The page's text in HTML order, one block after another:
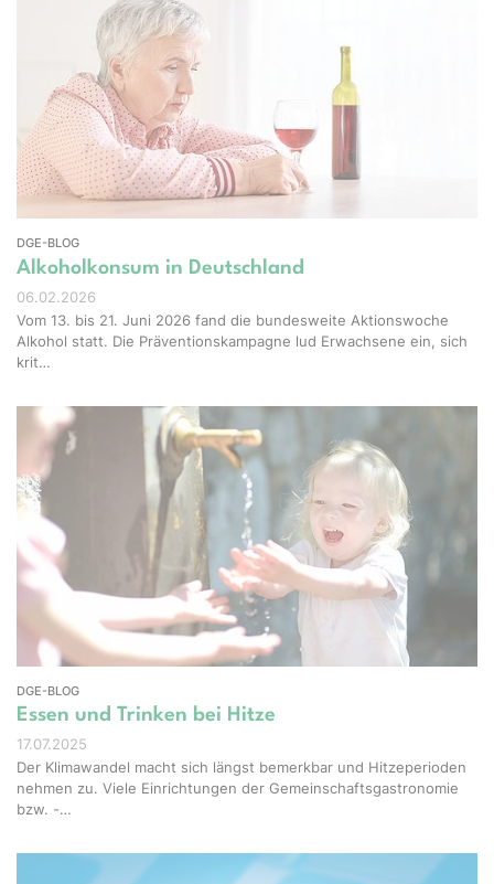
DGE-BLOG
Alkoholkonsum in Deutschland
06.02.2026
Vom 13. bis 21. Juni 2026 fand die bundesweite Aktionswoche
Alkohol statt. Die Präventionskampagne lud Erwachsene ein, sich
krit…
DGE-BLOG
Essen und Trinken bei Hitze
17.07.2025
Der Klimawandel macht sich längst bemerkbar und Hitzeperioden
nehmen zu. Viele Einrichtungen der Gemeinschaftsgastronomie
bzw. -…